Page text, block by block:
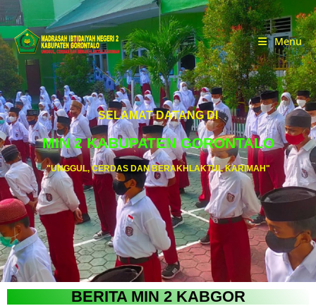
Menu
SELAMAT DATANG DI
MIN 2 KABUPATEN GORONTALO
"UNGGUL, CERDAS DAN BERAKHLAKTUL KARIMAH"
BERITA MIN 2 KABGOR